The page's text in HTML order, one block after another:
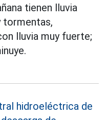
tienen lluvia
tormentas,
lluvia muy fuerte;